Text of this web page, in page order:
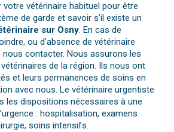
vétérinaire habituel pour être
de garde et savoir s’il existe un
sur Osny. En cas de
ou d’absence de vétérinaire
contacter. Nous assurons les
de la région. Ils nous ont
et leurs permanences de soins en
avec nous. Le vétérinaire urgentiste
les dispositions nécessaires à une
: hospitalisation, examens
soins intensifs.